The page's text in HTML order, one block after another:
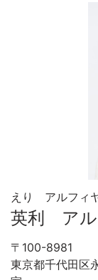
えり アルフィ
英利 ア
〒100-8981
東京都千代田区